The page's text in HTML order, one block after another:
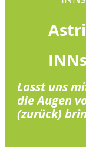
Lasst uns
die Augen
(zurück)